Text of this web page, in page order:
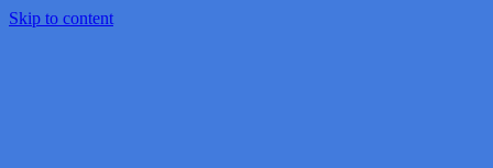
Skip to content